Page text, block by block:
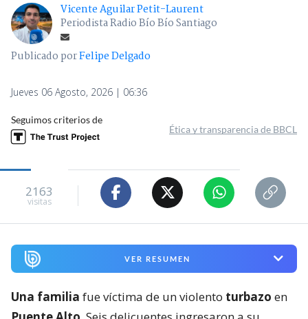
Vicente Aguilar Petit-Laurent
Periodista Radio Bío Bío Santiago
Publicado porFelipe Delgado
Jueves 06 Agosto, 2026 | 06:36
Seguimos criterios de
Ética y transparencia de BBCL
2163
visitas
VER RESUMEN
Una familia fue víctima de un violento turbazo en